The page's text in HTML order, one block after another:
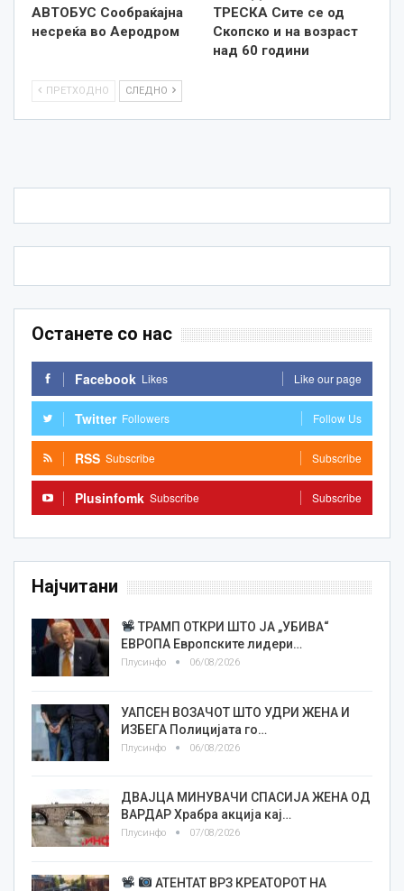
АВТОБУС Сообраќајна
несреќа во Аеродром
ТРЕСКА Сите се од
Скопско и на возраст
над 60 години
ПРЕТХОДНО СЛЕДНО
Останете со нас
Facebook Likes Like our page
Twitter Followers Follow Us
RSS Subscribe Subscribe
Plusinfomk Subscribe Subscribe
Најчитани
ТРАМП ОТКРИ ШТО ЈА „УБИВА“
ЕВРОПА Европските лидери…
Плусинфо 06/08/2026
УАПСЕН ВОЗАЧОТ ШТО УДРИ ЖЕНА И
ИЗБЕГА Полицијата го…
Плусинфо 06/08/2026
ДВАЈЦА МИНУВАЧИ СПАСИЈА ЖЕНА ОД
ВАРДАР Храбра акција кај…
Плусинфо 07/08/2026
АТЕНТАТ ВРЗ КРЕАТОРОТ НА